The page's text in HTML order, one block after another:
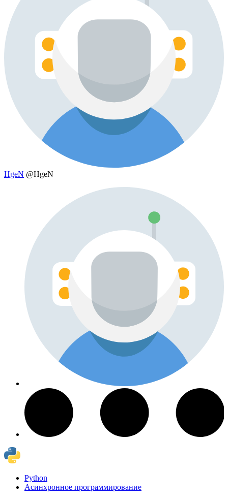
HgeN @HgeN
Python
Асинхронное программирование